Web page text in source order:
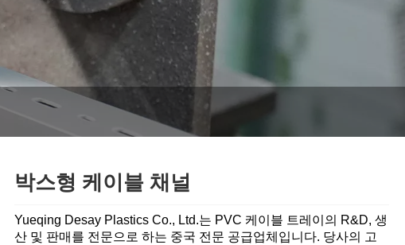
বাংলা ভাষার
Pilipino
नेपाली Burmese български
박스형 케이블 채널
Yueqing Desay Plastics Co., Ltd.는 PVC 케이블 트레이의 R&D, 생
산 및 판매를 전문으로 하는 중국 전문 공급업체입니다. 당사의 고